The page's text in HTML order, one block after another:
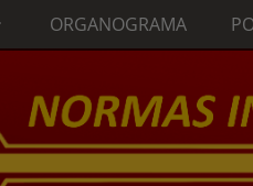
ORGANOGRAMA